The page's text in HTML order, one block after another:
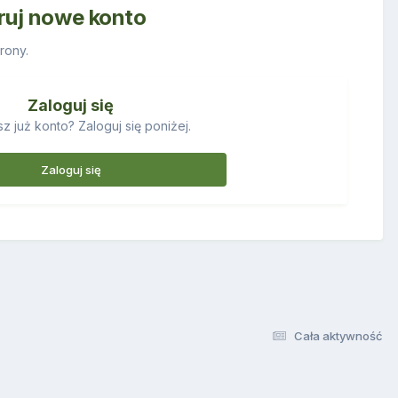
nowe konto
Zaloguj się
już konto? Zaloguj się poniżej.
Zaloguj się
Cała aktywność